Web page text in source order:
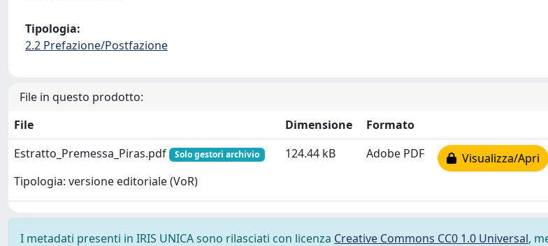
Tipologia:
2.2 Prefazione/Postfazione
File in questo prodotto:
File
Dimensione
Formato
Estratto_Premessa_Piras.pdf
Solo gestori archivio
Tipologia: versione editoriale (VoR)
124.44 kB Adobe PDF Visualizza/Apri
I metadati presenti in IRIS UNICA sono rilasciati con licenza Creative Commons CC0 1.0 Universal,